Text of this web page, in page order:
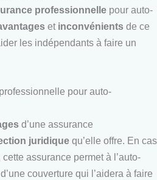
professionnelle pour auto-
et inconvénients de ce
les indépendants à faire un
pour auto-
d’une assurance
juridique qu’elle offre. En cas
assurance permet à l’auto-
couverture qui l’aidera à faire